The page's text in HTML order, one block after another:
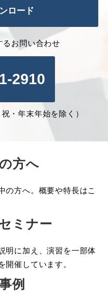
ロード
るお問い合わせ
2910
・年末年始を除く）
方へ
の方へ。概要や特長はこ
ミナー
明に加え、演習を一部体
開催しています。
例